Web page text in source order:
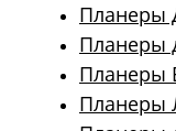
Планеры
Планеры
Планеры
Планеры